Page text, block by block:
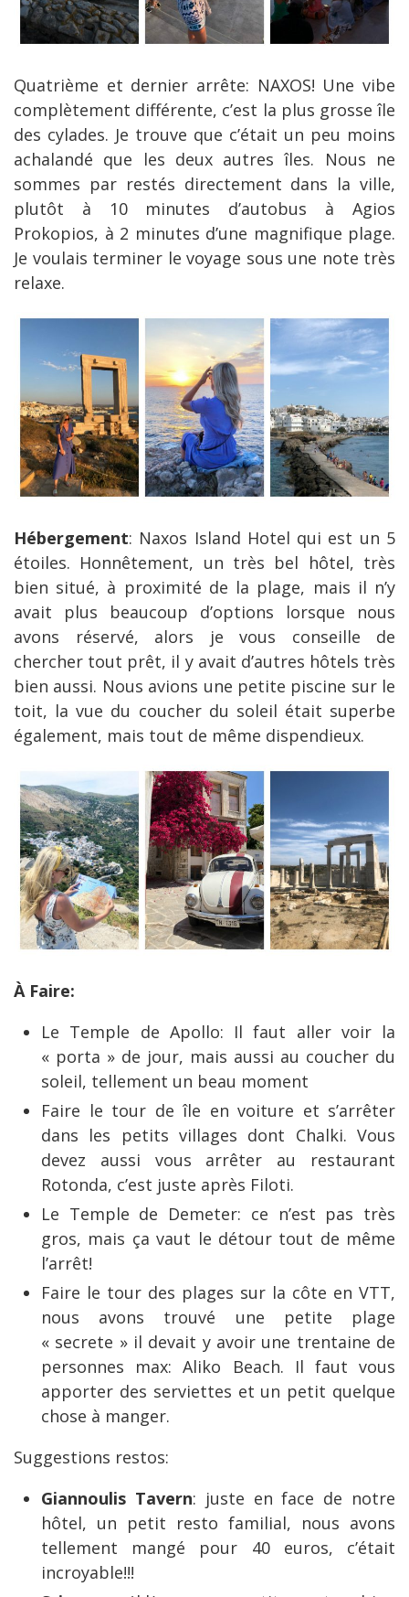
Quatrième et dernier arrête: NAXOS! Une vibe
complètement différente, c’est la plus grosse île
des cylades. Je trouve que c’était un peu moins
achalandé que les deux autres îles. Nous ne
sommes par restés directement dans la ville,
plutôt à 10 minutes d’autobus à Agios
Prokopios, à 2 minutes d’une magnifique plage.
Je voulais terminer le voyage sous une note très
relaxe.
Hébergement: Naxos Island Hotel qui est un 5
étoiles. Honnêtement, un très bel hôtel, très
bien situé, à proximité de la plage, mais il n’y
avait plus beaucoup d’options lorsque nous
avons réservé, alors je vous conseille de
chercher tout prêt, il y avait d’autres hôtels très
bien aussi. Nous avions une petite piscine sur le
toit, la vue du coucher du soleil était superbe
également, mais tout de même dispendieux.
À Faire:
Le Temple de Apollo: Il faut aller voir la
« porta » de jour, mais aussi au coucher du
soleil, tellement un beau moment
Faire le tour de île en voiture et s’arrêter
dans les petits villages dont Chalki. Vous
devez aussi vous arrêter au restaurant
Rotonda, c’est juste après Filoti.
Le Temple de Demeter: ce n’est pas très
gros, mais ça vaut le détour tout de même
l’arrêt!
Faire le tour des plages sur la côte en VTT,
nous avons trouvé une petite plage
« secrete » il devait y avoir une trentaine de
personnes max: Aliko Beach. Il faut vous
apporter des serviettes et un petit quelque
chose à manger.
Suggestions restos:
Giannoulis Tavern: juste en face de notre
hôtel, un petit resto familial, nous avons
tellement mangé pour 40 euros, c’était
incroyable!!!